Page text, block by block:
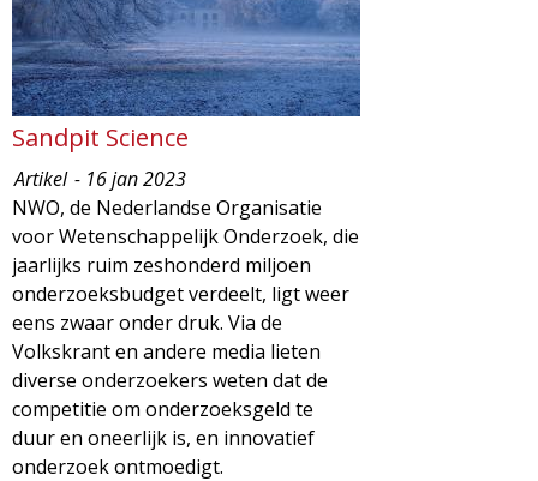
Sandpit Science
Artikel - 16 jan 2023
NWO, de Nederlandse Organisatie
voor Wetenschappelijk Onderzoek, die
jaarlijks ruim zeshonderd miljoen
onderzoeksbudget verdeelt, ligt weer
eens zwaar onder druk. Via de
Volkskrant en andere media lieten
diverse onderzoekers weten dat de
competitie om onderzoeksgeld te
duur en oneerlijk is, en innovatief
onderzoek ontmoedigt.